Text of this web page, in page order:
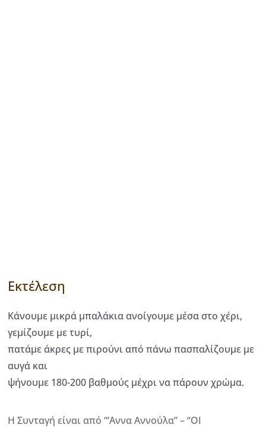
Εκτέλεση
Κάνουμε μικρά μπαλάκια ανοίγουμε μέσα στο χέρι,
γεμίζουμε με τυρί,
πατάμε άκρες με πιρούνι από πάνω πασπαλίζουμε με
αυγά και
ψήνουμε 180-200 βαθμούς μέχρι να πάρουν χρώμα.
Η Συνταγή είναι από “‘Αννα Αννούλα” – “ΟΙ